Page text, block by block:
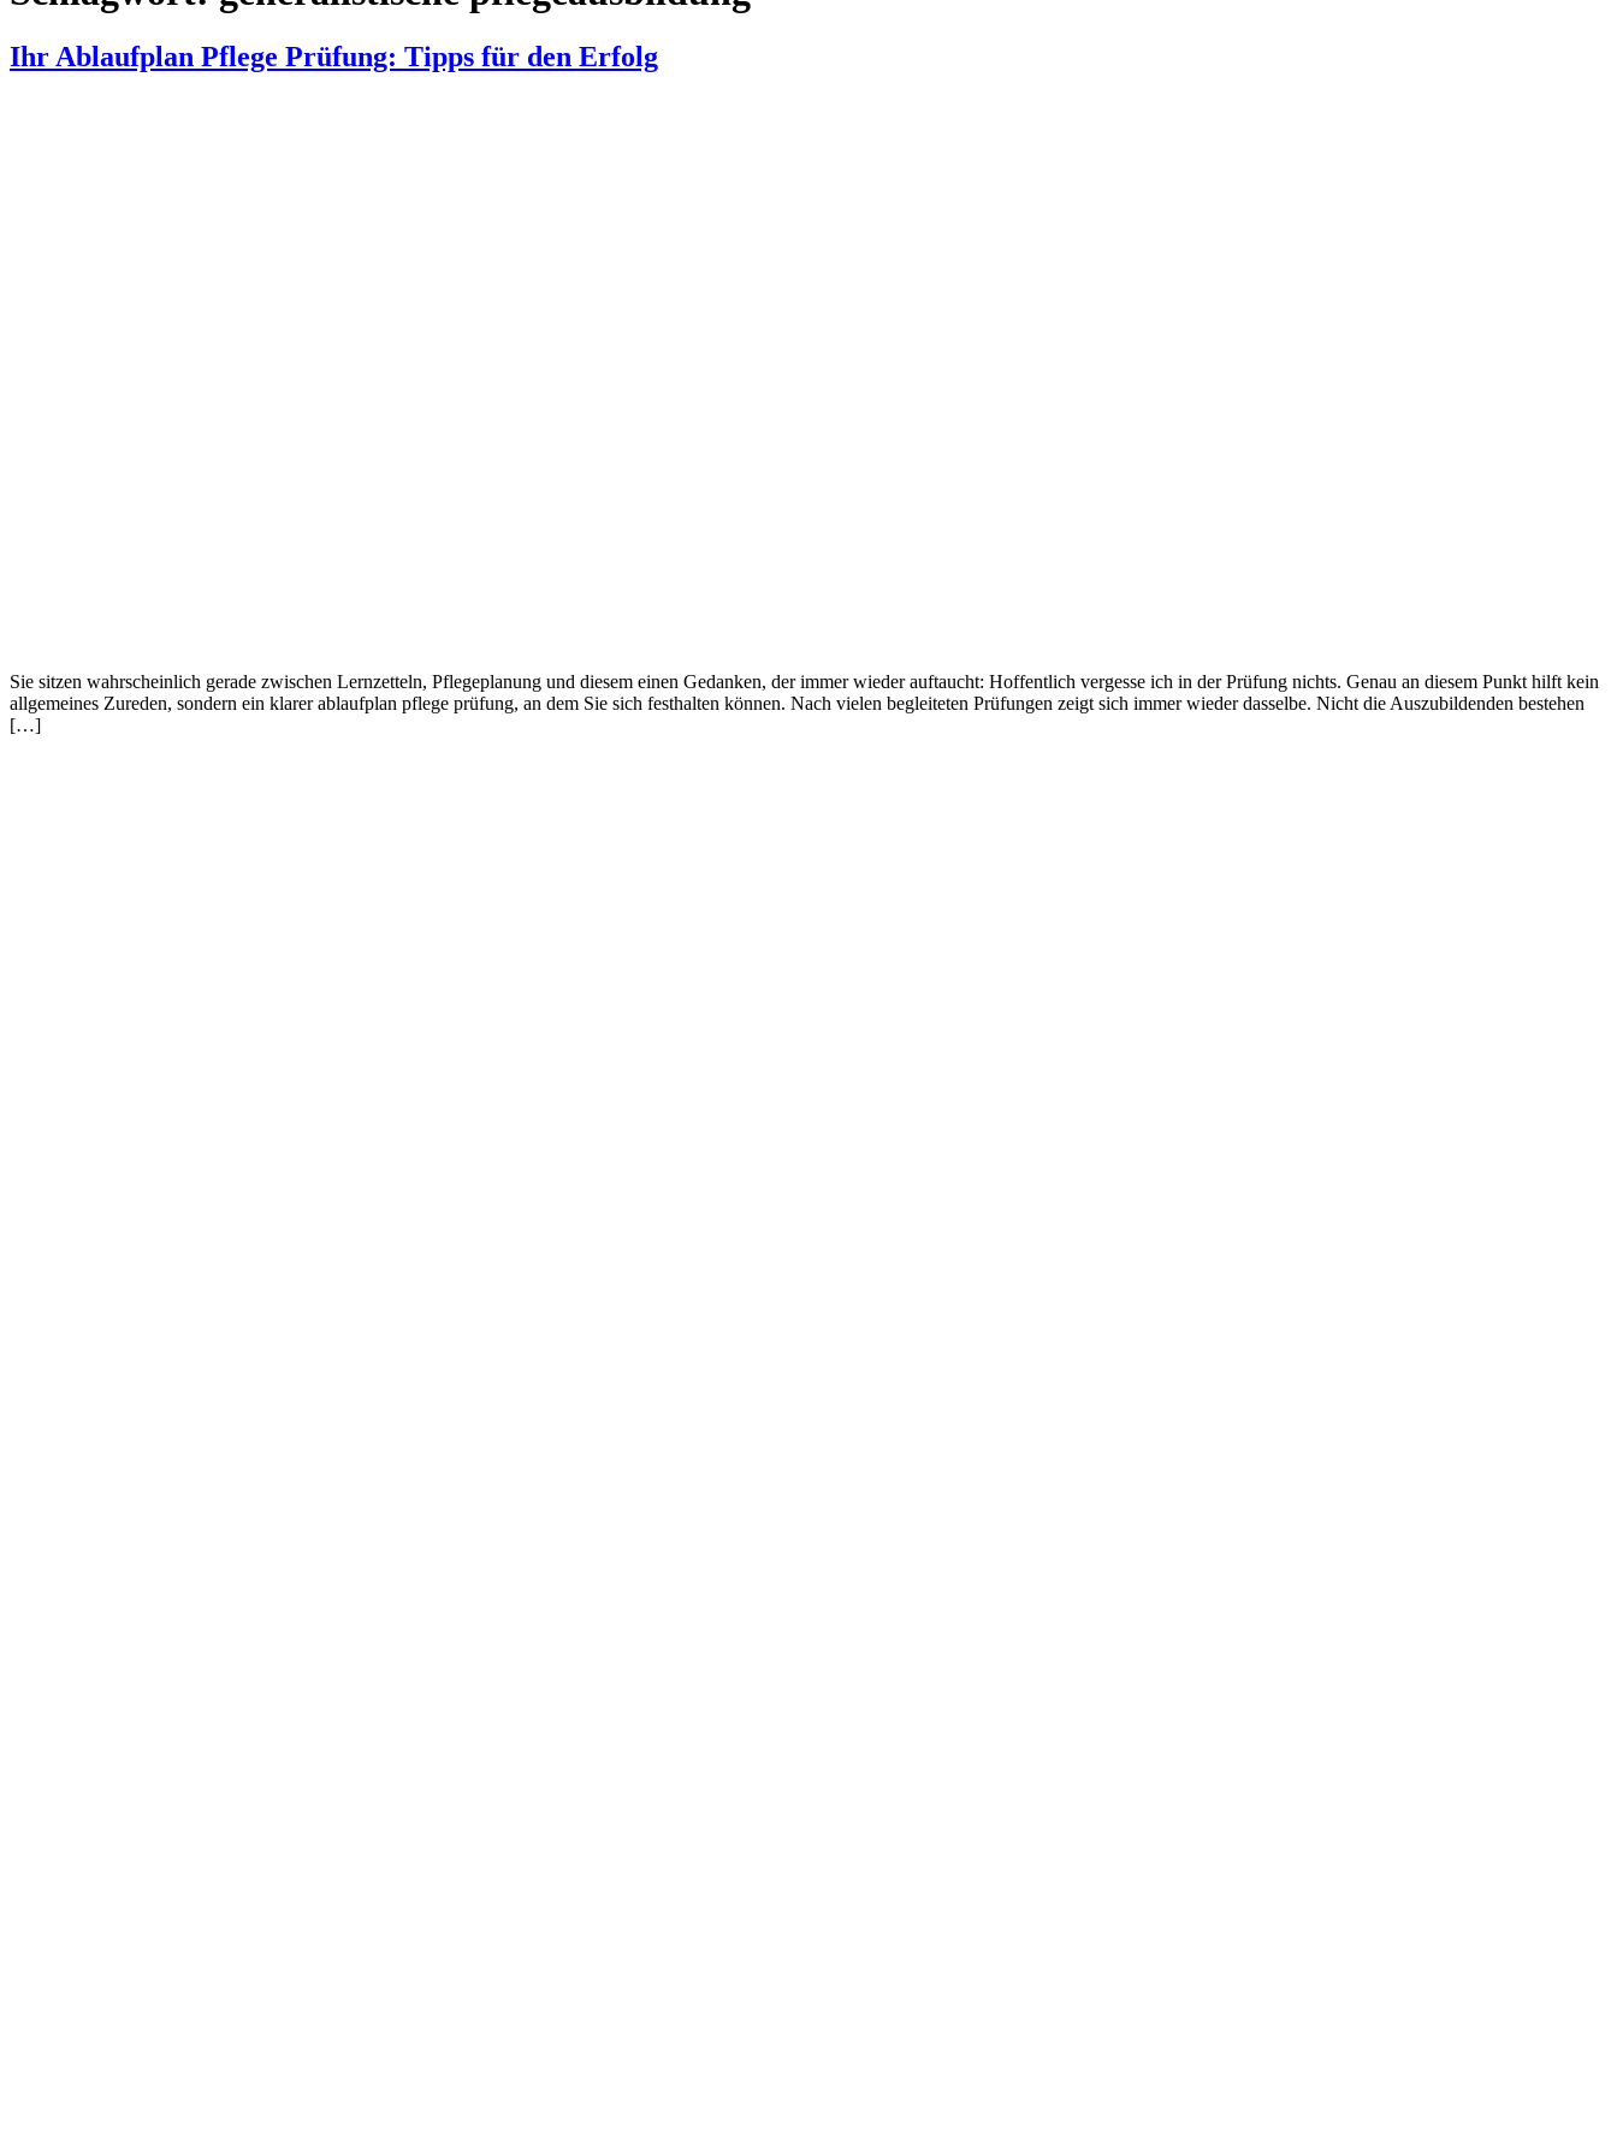
Ihr Ablaufplan Pflege Prüfung: Tipps für den Erfolg
Sie sitzen wahrscheinlich gerade zwischen Lernzetteln, Pflegeplanung und diesem einen Gedanken, der immer wieder auftaucht: Hoffentlich vergesse ich in der Prüfung nichts. Genau an diesem Punkt hilft kein
allgemeines Zureden, sondern ein klarer ablaufplan pflege prüfung, an dem Sie sich festhalten können. Nach vielen begleiteten Prüfungen zeigt sich immer wieder dasselbe. Nicht die Auszubildenden bestehen
[…]